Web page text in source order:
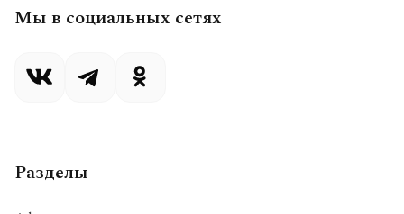
Мы в социальных сетях
Разделы